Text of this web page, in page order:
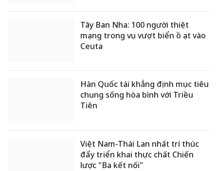
Tây Ban Nha: 100 người thiệt
mạng trong vụ vượt biển ồ ạt vào
Ceuta
Hàn Quốc tái khẳng định mục tiêu
chung sống hòa bình với Triều
Tiên
Việt Nam-Thái Lan nhất trí thúc
đẩy triển khai thực chất Chiến
lược "Ba kết nối"